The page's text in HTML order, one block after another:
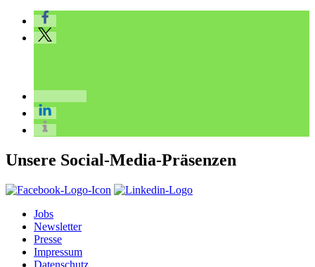
Unsere Social-Media-Präsenzen
Jobs
Newsletter
Presse
Impressum
Datenschutz